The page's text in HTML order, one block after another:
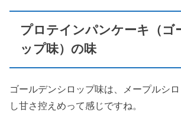
プロテインパンケーキ（ゴ
ップ味）の味
ゴールデンシロップ味は、メープルシ
し甘さ控えめって感じですね。